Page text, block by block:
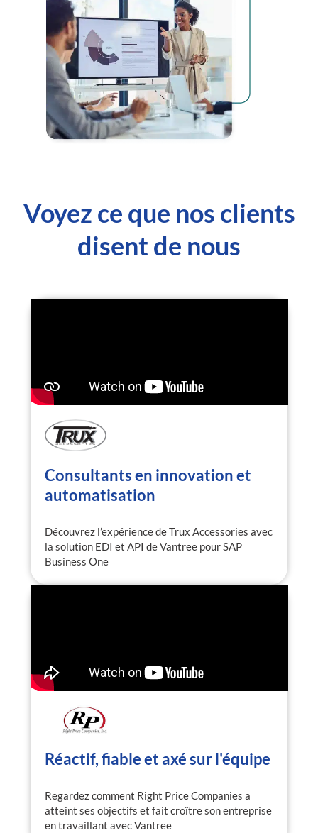
Voyez ce que nos clients
disent de nous
Consultants en innovation et
automatisation
Découvrez l’expérience de Trux Accessories avec
la solution EDI et API de Vantree pour SAP
Business One
Réactif, fiable et axé sur l'équipe
Regardez comment Right Price Companies a
atteint ses objectifs et fait croître son entreprise
en travaillant avec Vantree